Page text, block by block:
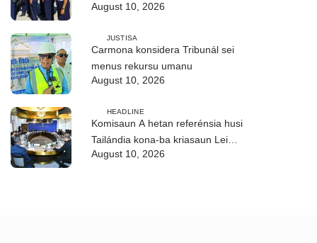
pasa-revista iha públiku
August 10, 2026
JUSTISA
Carmona konsidera Tribunál sei
menus rekursu umanu
August 10, 2026
HEADLINE
Komisaun A hetan referénsia husi
Tailándia kona-ba kriasaun Lei
Siberkrime
August 10, 2026